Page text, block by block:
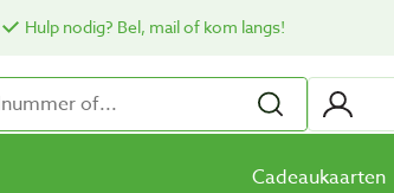
Hulp nodig? Bel, mail of kom langs!
Cadeaukaarten